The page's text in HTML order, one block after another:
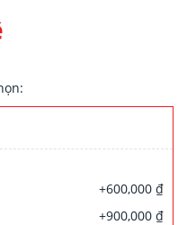
+600,000 ₫
+900,000 ₫